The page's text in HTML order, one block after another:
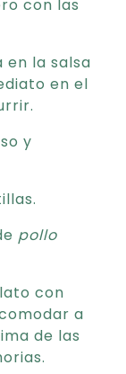
con las
la salsa
en el
y
pollo
con
a
de las